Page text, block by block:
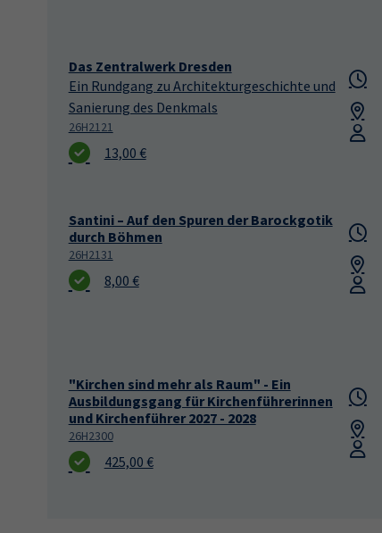
Das Zentralwerk Dresden
Ein Rundgang zu Architekturgeschichte und
Sanierung des Denkmals
26H2121
13,00 €
Santini – Auf den Spuren der Barockgotik
durch Böhmen
26H2131
8,00 €
"Kirchen sind mehr als Raum" - Ein
Ausbildungsgang für Kirchenführerinnen
und Kirchenführer 2027 - 2028
26H2300
425,00 €